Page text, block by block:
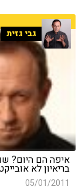
גבי גזית
איפה הם היום?
בריאיון לא
05/01/2011